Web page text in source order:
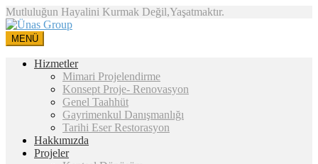
Mutluluğun Hayalini Kurmak Değil,Yaşatmaktır.
MENÜ
Hizmetler
Mimari Projelendirme
Konsept Proje- Renovasyon
Genel Taahhüt
Gayrimenkul Danışmanlığı
Tarihi Eser Restorasyon
Hakkımızda
Projeler